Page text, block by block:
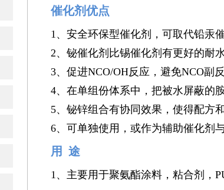
催化剂优点
1、安全环保型催化剂，可取代铅汞
2、铋催化剂比锡催化剂有更好的耐
3、促进NCO/OH反应，避免NCO副
4、在单组份体系中，把被水屏蔽的
5、铋锌组合有协同效果，使得配方
6、可单独使用，或作为辅助催化剂
用 途
1、主要用于聚氨酯涂料，粘合剂，